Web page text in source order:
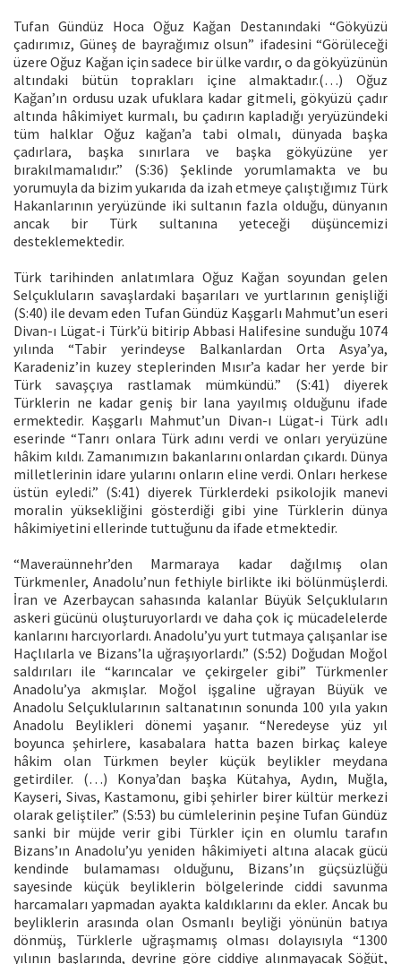
Tufan Gündüz Hoca Oğuz Kağan Destanındaki “Gökyüzü
çadırımız, Güneş de bayrağımız olsun” ifadesini “Görüleceği
üzere Oğuz Kağan için sadece bir ülke vardır, o da gökyüzünün
altındaki bütün toprakları içine almaktadır.(…) Oğuz
Kağan’ın ordusu uzak ufuklara kadar gitmeli, gökyüzü çadır
altında hâkimiyet kurmalı, bu çadırın kapladığı yeryüzündeki
tüm halklar Oğuz kağan’a tabi olmalı, dünyada başka
çadırlara, başka sınırlara ve başka gökyüzüne yer
bırakılmamalıdır.” (S:36) Şeklinde yorumlamakta ve bu
yorumuyla da bizim yukarıda da izah etmeye çalıştığımız Türk
Hakanlarının yeryüzünde iki sultanın fazla olduğu, dünyanın
ancak bir Türk sultanına yeteceği düşüncemizi
desteklemektedir.
Türk tarihinden anlatımlara Oğuz Kağan soyundan gelen
Selçukluların savaşlardaki başarıları ve yurtlarının genişliği
(S:40) ile devam eden Tufan Gündüz Kaşgarlı Mahmut’un eseri
Divan-ı Lügat-i Türk’ü bitirip Abbasi Halifesine sunduğu 1074
yılında “Tabir yerindeyse Balkanlardan Orta Asya’ya,
Karadeniz’in kuzey steplerinden Mısır’a kadar her yerde bir
Türk savaşçıya rastlamak mümkündü.” (S:41) diyerek
Türklerin ne kadar geniş bir lana yayılmış olduğunu ifade
ermektedir. Kaşgarlı Mahmut’un Divan-ı Lügat-i Türk adlı
eserinde “Tanrı onlara Türk adını verdi ve onları yeryüzüne
hâkim kıldı. Zamanımızın bakanlarını onlardan çıkardı. Dünya
milletlerinin idare yularını onların eline verdi. Onları herkese
üstün eyledi.” (S:41) diyerek Türklerdeki psikolojik manevi
moralin yüksekliğini gösterdiği gibi yine Türklerin dünya
hâkimiyetini ellerinde tuttuğunu da ifade etmektedir.
“Maveraünnehr’den Marmaraya kadar dağılmış olan
Türkmenler, Anadolu’nun fethiyle birlikte iki bölünmüşlerdi.
İran ve Azerbaycan sahasında kalanlar Büyük Selçukluların
askeri gücünü oluşturuyorlardı ve daha çok iç mücadelelerde
kanlarını harcıyorlardı. Anadolu’yu yurt tutmaya çalışanlar ise
Haçlılarla ve Bizans’la uğraşıyorlardı.” (S:52) Doğudan Moğol
saldırıları ile “karıncalar ve çekirgeler gibi” Türkmenler
Anadolu’ya akmışlar. Moğol işgaline uğrayan Büyük ve
Anadolu Selçuklularının saltanatının sonunda 100 yıla yakın
Anadolu Beylikleri dönemi yaşanır. “Neredeyse yüz yıl
boyunca şehirlere, kasabalara hatta bazen birkaç kaleye
hâkim olan Türkmen beyler küçük beylikler meydana
getirdiler. (…) Konya’dan başka Kütahya, Aydın, Muğla,
Kayseri, Sivas, Kastamonu, gibi şehirler birer kültür merkezi
olarak geliştiler.” (S:53) bu cümlelerinin peşine Tufan Gündüz
sanki bir müjde verir gibi Türkler için en olumlu tarafın
Bizans’ın Anadolu’yu yeniden hâkimiyeti altına alacak gücü
kendinde bulamaması olduğunu, Bizans’ın güçsüzlüğü
sayesinde küçük beyliklerin bölgelerinde ciddi savunma
harcamaları yapmadan ayakta kaldıklarını da ekler. Ancak bu
beyliklerin arasında olan Osmanlı beyliği yönünün batıya
dönmüş, Türklerle uğraşmamış olması dolayısıyla “1300
yılının başlarında, devrine göre ciddiye alınmayacak Söğüt,